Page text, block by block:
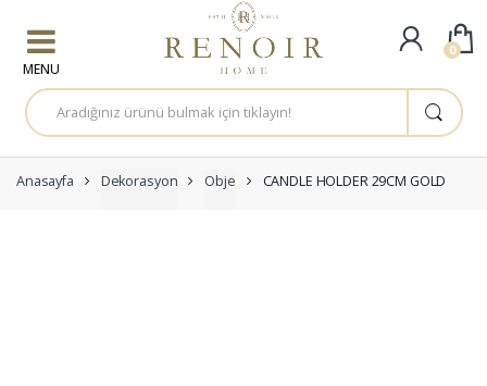
A
r
a
a
:
Anasayfa Dekorasyon Obje CANDLE HOLDER 29CM GOLD
0